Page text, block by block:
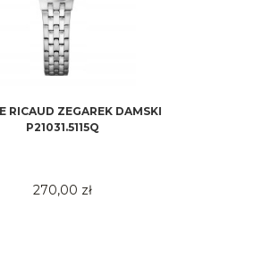
RICAUD ZEGAREK DAMSKI
P21031.5115Q
270,00 zł